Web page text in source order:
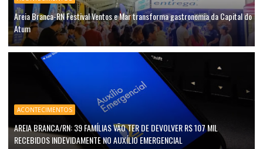
Areia Branca-RN Festival Ventos e Mar transforma gastronomia da Capital do
Atum
ACONTECIMENTOS
AREIA BRANCA/RN: 39 FAMÍLIAS VÃO TER DE DEVOLVER R$ 107 MIL
RECEBIDOS INDEVIDAMENTE NO AUXÍLIO EMERGENCIAL